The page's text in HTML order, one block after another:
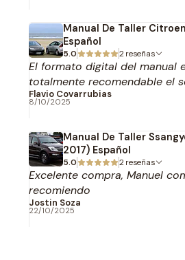
Manual De Taller
Español
5.0 2 reseñas
El formato digital del manual
totalmente recomendable el
Flavio Covarrubias
8/10/2025
Manual De Taller
2017) Español
5.0 2 reseñas
Excelente compra, Manuel
recomiendo
Jostin Soza
22/10/2025